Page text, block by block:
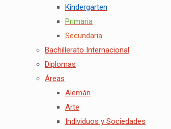
Kindergarten
Primaria
Secundaria
Bachillerato Internacional
Diplomas
Áreas
Alemán
Arte
Individuos y Sociedades